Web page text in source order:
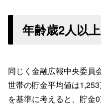
年齢歳2人以
同じく金融広報中央委員
世帯の貯金平均値は
を基準に考えると、貯金